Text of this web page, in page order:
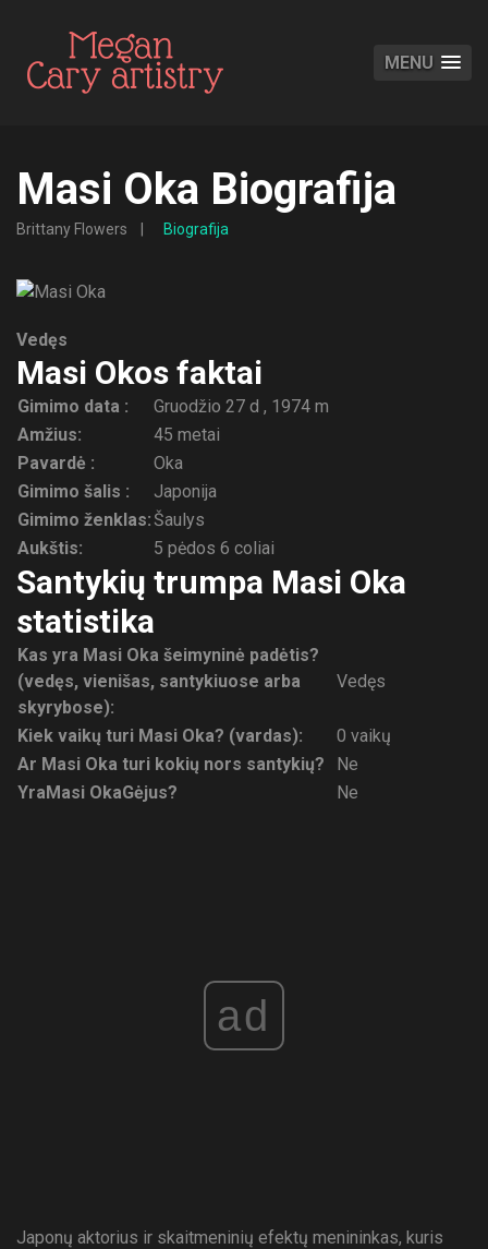
MENU
Masi Oka Biografija
Brittany Flowers Biografija
Vedęs
Masi Okos faktai
Gimimo data :
Gruodžio 27 d , 1974 m
Amžius:
45 metai
Pavardė :
Oka
Gimimo šalis :
Japonija
Gimimo ženklas:Šaulys
Aukštis:
5 pėdos 6 coliai
Santykių trumpa Masi Oka
statistika
Kas yra Masi Oka šeimyninė padėtis?
(vedęs, vienišas, santykiuose arba
skyrybose):
Vedęs
Kiek vaikų turi Masi Oka? (vardas):
0 vaikų
Ar Masi Oka turi kokių nors santykių?
Ne
YraMasi OkaGėjus? Ne
ad
Japonų aktorius ir skaitmeninių efektų menininkas, kuris